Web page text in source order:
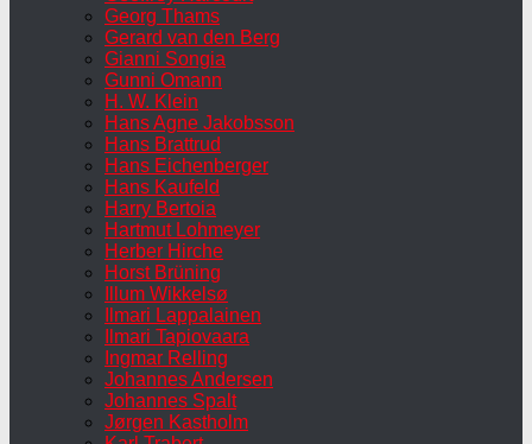
Georg Thams
Gerard van den Berg
Gianni Songia
Gunni Omann
H. W. Klein
Hans Agne Jakobsson
Hans Brattrud
Hans Eichenberger
Hans Kaufeld
Harry Bertoia
Hartmut Lohmeyer
Herber Hirche
Horst Brüning
Illum Wikkelsø
Ilmari Lappalainen
Ilmari Tapiovaara
Ingmar Relling
Johannes Andersen
Johannes Spalt
Jørgen Kastholm